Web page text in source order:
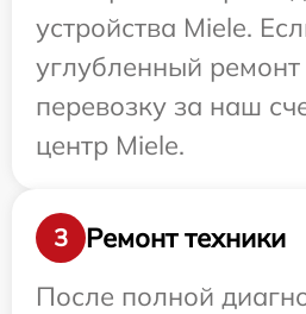
устройства Miele.
углубленный
перевозку за наш
центр Miele.
3
Ремонт техники
После полной